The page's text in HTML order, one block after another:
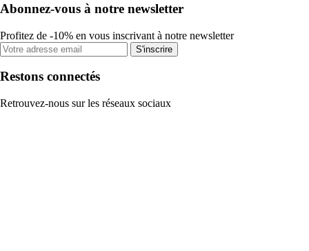
Abonnez-vous à notre newsletter
Profitez de -10% en vous inscrivant à notre newsletter
S'inscrire
Restons connectés
Retrouvez-nous sur les réseaux sociaux